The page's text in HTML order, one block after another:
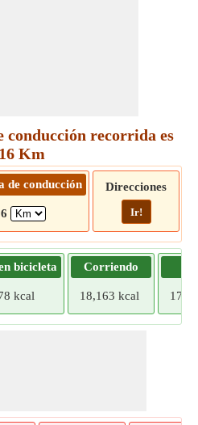
conducción recorrida es
Km
de conducción Direcciones
Ir!
bicicleta
kcal
Corriendo
18,163 kcal